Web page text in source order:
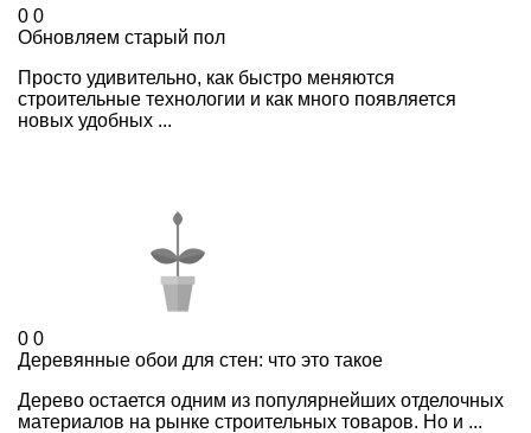
0 0
Обновляем старый пол
Просто удивительно, как быстро меняются
строительные технологии и как много появляется
новых удобных ...
0 0
Деревянные обои для стен: что это такое
Дерево остается одним из популярнейших отделочных
материалов на рынке строительных товаров. Но и ...